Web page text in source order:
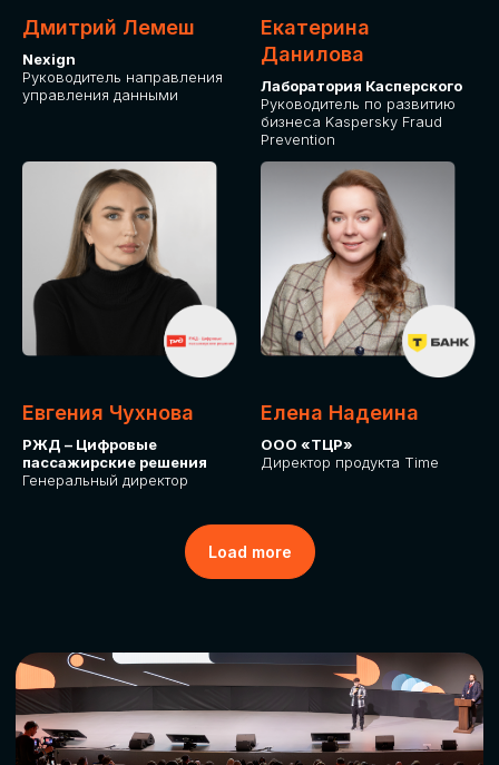
Дмитрий Лемеш
Nexign
Руководитель направления
управления данными
Екатерина
Данилова
Лаборатория Касперского
Руководитель по развитию
бизнеса Kaspersky Fraud
Prevention
Евгения Чухнова
РЖД – Цифровые
пассажирские решения
Генеральный директор
Елена Надеина
ООО «ТЦР»
Директор продукта Time
Load more
Оплата через сервис Timepad
ПРИОБРЕСТИ БИЛЕТ